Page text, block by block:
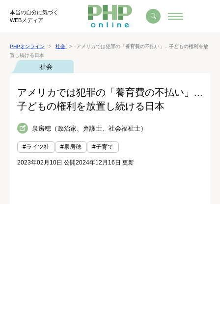
本当の自分に気づく
WEBメディア
PHPオンライン 社会
アメリカでは犯罪の「養育費の不払い」...子どもの権利を放
置し続ける日本
社会
アメリカでは犯罪の「養育費の不払い」...
子どもの権利を放置し続ける日本
泉房穂（政治家、弁護士、社会福祉士）
#ライツ社 #泉房穂 #子育て
2023年02月10日 公開2024年12月16日 更新